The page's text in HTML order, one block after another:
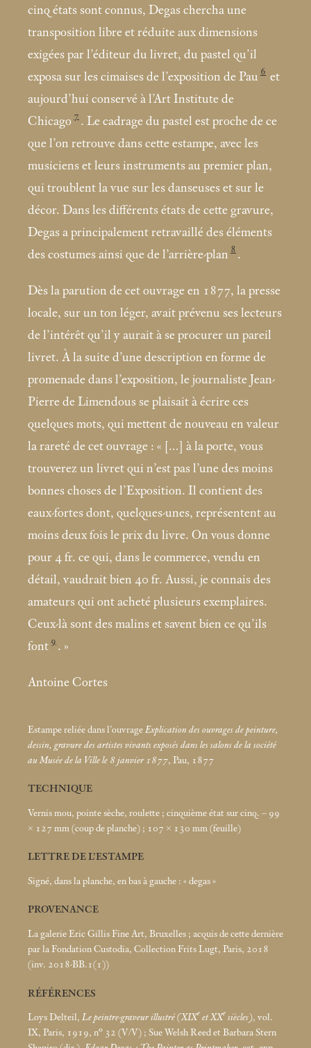
cinq états sont connus, Degas chercha une
transposition libre et réduite aux dimensions
exigées par l’éditeur du livret, du pastel qu’il
exposa sur les cimaises de l’exposition de Pau 6 et
aujourd’hui conservé à l’Art Institute de
Chicago 7 . Le cadrage du pastel est proche de ce
que l’on retrouve dans cette estampe, avec les
musiciens et leurs instruments au premier plan,
qui troublent la vue sur les danseuses et sur le
décor. Dans les différents états de cette gravure,
Degas a principalement retravaillé des éléments
des costumes ainsi que de l’arrière-plan 8 .
Dès la parution de cet ouvrage en 1877, la presse
locale, sur un ton léger, avait prévenu ses lecteurs
de l’intérêt qu’il y aurait à se procurer un pareil
livret. À la suite d’une description en forme de
promenade dans l’exposition, le journaliste Jean-
Pierre de Limendous se plaisait à écrire ces
quelques mots, qui mettent de nouveau en valeur
la rareté de cet ouvrage : « […] à la porte, vous
trouverez un livret qui n’est pas l’une des moins
bonnes choses de l’Exposition. Il contient des
eaux-fortes dont, quelques-unes, représentent au
moins deux fois le prix du livre. On vous donne
pour 4 fr. ce qui, dans le commerce, vendu en
détail, vaudrait bien 40 fr. Aussi, je connais des
amateurs qui ont acheté plusieurs exemplaires.
Ceux-là sont des malins et savent bien ce qu’ils
font 9 . »
Antoine Cortes
Estampe reliée dans l’ouvrageExplication des ouvrages de peinture,
dessin, gravure des artistes vivants exposés dans les salons de la société
au Musée de la Ville le 8 janvier 1877, Pau, 1877
TECHNIQUE
Vernis mou, pointe sèche, roulette ; cinquième état sur cinq. – 99
× 127 mm (coup de planche) ; 107 × 130 mm (feuille)
LETTRE DE L’ESTAMPE
Signé, dans la planche, en bas à gauche : «degas»
PROVENANCE
La galerie Eric Gillis Fine Art, Bruxelles ; acquis de cette dernière
par la Fondation Custodia, Collection Frits Lugt, Paris, 2018
(inv. 2018-BB.1(1))
RÉFÉRENCES
Loys Delteil, Le peintre-graveur illustré (XIXe et XXe siècles), vol.
IX, Paris, 1919, n° 32 (V/V) ; Sue Welsh Reed et Barbara Stern